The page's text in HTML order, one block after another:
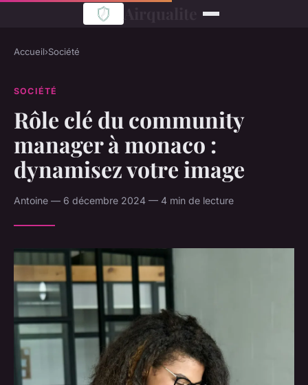
Accueil›Société
SOCIÉTÉ
Rôle clé du community
manager à monaco :
dynamisez votre image
Antoine — 6 décembre 2024 — 4 min de lecture